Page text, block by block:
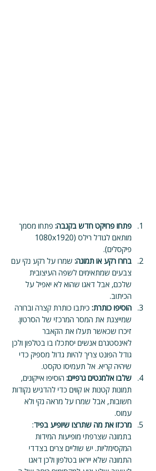
פתחו פרויקט חדש בקנבה: פתחו מסמך
פיקסלים).
בחרו רקע או תמונה: שמרו על רקע נקי עם
צבעים שמתאימים לשפה העיצובית
שלכם, אבל דאגו שהוא לא יאפיל על
הכיתוב.
הוסיפו כותרת: כיתבו כותרת קצרה וברורה
שמייצגת את המסר המרכזי של הסרטון.
זיכרו שכאשר תעלו את הקאבר
לאינסטגרם אנשים יסתכלו בו בטלפון ולכן
גודל הפונט צריך להיות גדול מספיק כדי
שיהיה קריא. אל תעמיסו טקסט.
שלבו אלמנטים גרפיים: הוסיפו אייקונים,
תמונות קטנות או קווים כדי להדגיש נקודות
חשובות, אבל שמרו על מראה נקי ולא
עמוס.
מרכזו את מה שתרצו שיופיע בפיד:
בתמונה שצרפתי מופיעות המידות
המקסימליות. יש שוליים צרים בצדדי
התמונה שלא ייראו בטלפון ולכן דאגו